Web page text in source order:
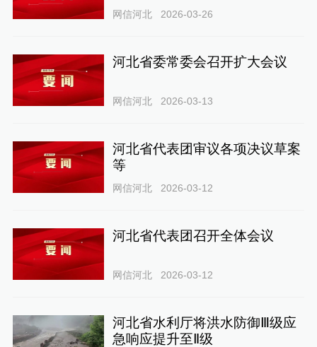
网信河北 2026-03-26
河北省委常委会召开扩大会议
网信河北 2026-03-13
河北省代表团审议各项决议草案
等
网信河北 2026-03-12
河北省代表团召开全体会议
网信河北 2026-03-12
河北省水利厅将洪水防御Ⅲ级应
急响应提升至Ⅱ级